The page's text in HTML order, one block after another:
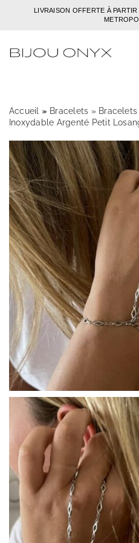
LIVRAISON OFFERTE À
Bijoux
Bagues
Boucles d’oreilles
Bracelets
Colliers
Chaines
COLLECTIONS DE
Idées Cadeaux
NOUVEAUTES
Accueil »
» Bracelets »
Inoxydable Argenté Petit